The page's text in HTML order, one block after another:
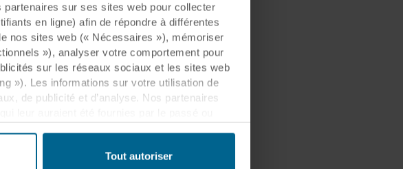
sur ses sites web pour collecter
en ligne) afin de répondre à différentes
nos sites web (« Nécessaires »), mémoriser
»), analyser votre comportement pour
sur les réseaux sociaux et les sites web
»). Les informations sur votre utilisation de
de publicité et d’analyse. Nos partenaires
EEE.
Tout autoriser